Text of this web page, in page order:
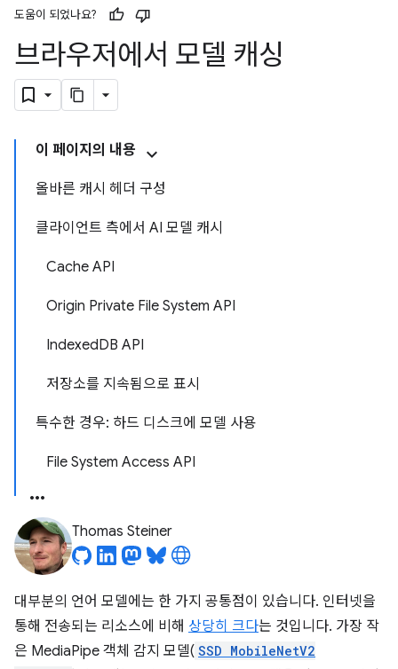
도움이 되었나요?
브라우저에서 모델 캐싱
이 페이지의 내용
올바른 캐시 헤더 구성
클라이언트 측에서 AI 모델 캐시
Cache API
Origin Private File System API
IndexedDB API
저장소를 지속됨으로 표시
특수한 경우: 하드 디스크에 모델 사용
File System Access API
Thomas Steiner
대부분의 언어 모델에는 한 가지 공통점이 있습니다. 인터넷을
통해 전송되는 리소스에 비해 상당히 크다는 것입니다. 가장 작
은 MediaPipe 객체 감지 모델( SSD MobileNetV2